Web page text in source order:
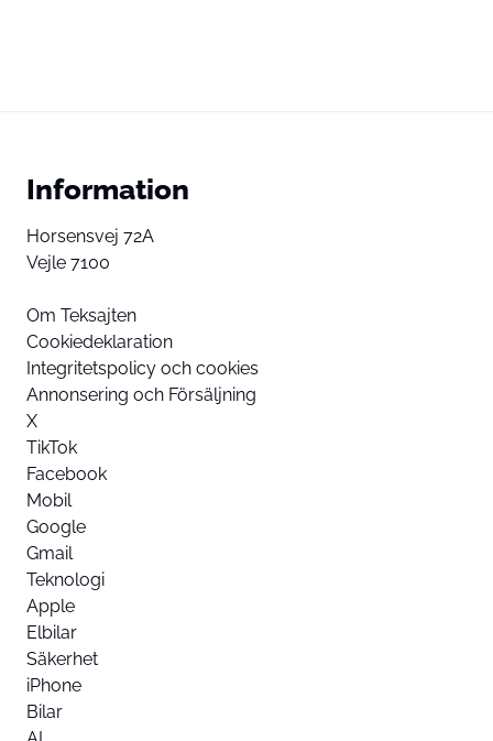
Information
Horsensvej 72A
Vejle 7100
Om Teksajten
Cookiedeklaration
Integritetspolicy och cookies
Annonsering och Försäljning
X
TikTok
Facebook
Mobil
Google
Gmail
Teknologi
Apple
Elbilar
Säkerhet
iPhone
Bilar